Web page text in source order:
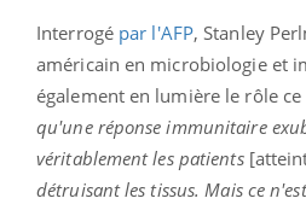
Interrogé par l'AFP, Stanley
américain en microbiologie et
également en lumière le rôle ce
qu'une réponse immunitaire
véritablement les patients
détruisant les tissus. Mais ce